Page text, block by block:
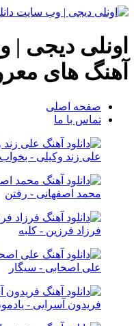
اونلی دیجی |
آهنگ های
صفحه اصلی
تماس با ما
علی زند وکیلی -
محمد اصفهانی - رفتن
فرزاد فرزین - کلبه
علی اصحابی - سیگار
فریدون آسرایی -